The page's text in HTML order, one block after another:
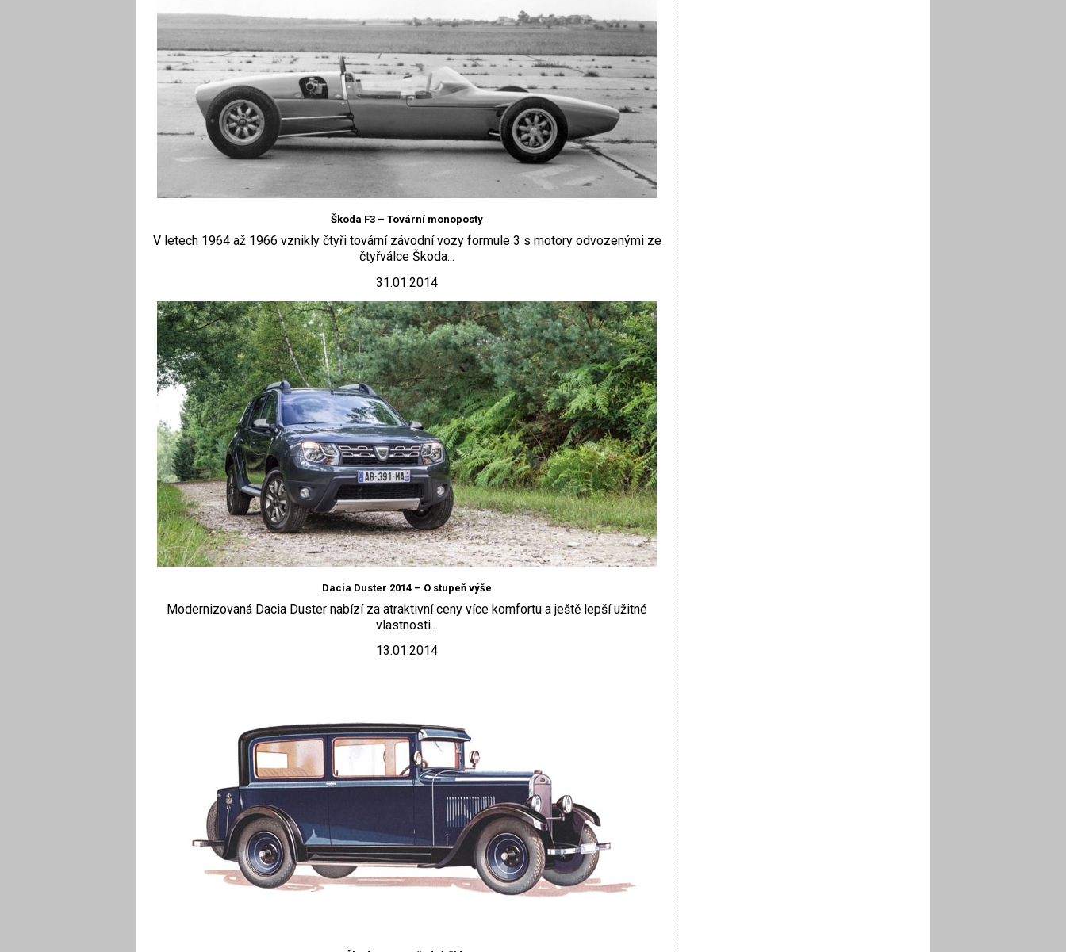
Škoda F3 – Tovární monoposty
V letech 1964 až 1966 vznikly čtyři tovární závodní vozy formule 3 s motory odvozenými ze
čtyřválce Škoda...
31.01.2014
Dacia Duster 2014 – O stupeň výše
Modernizovaná Dacia Duster nabízí za atraktivní ceny více komfortu a ještě lepší užitné
vlastnosti...
13.01.2014